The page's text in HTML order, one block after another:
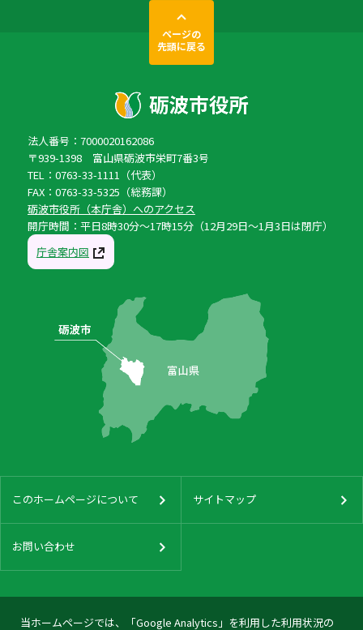
当ホームページでは、「Google Analytics」を利用した利用状況の
ページの
先頭に戻る
法人番号：7000020162086
〒939-1398 富山県砺波市栄町7番3号
TEL：0763-33-1111（代表）
FAX：0763-33-5325（総務課）
砺波市役所（本庁舎）へのアクセス
開庁時間：平日8時30分〜17時15分（12月29日〜1月3日は閉庁）
庁舎案内図
このホームページについて サイトマップ
お問い合わせ